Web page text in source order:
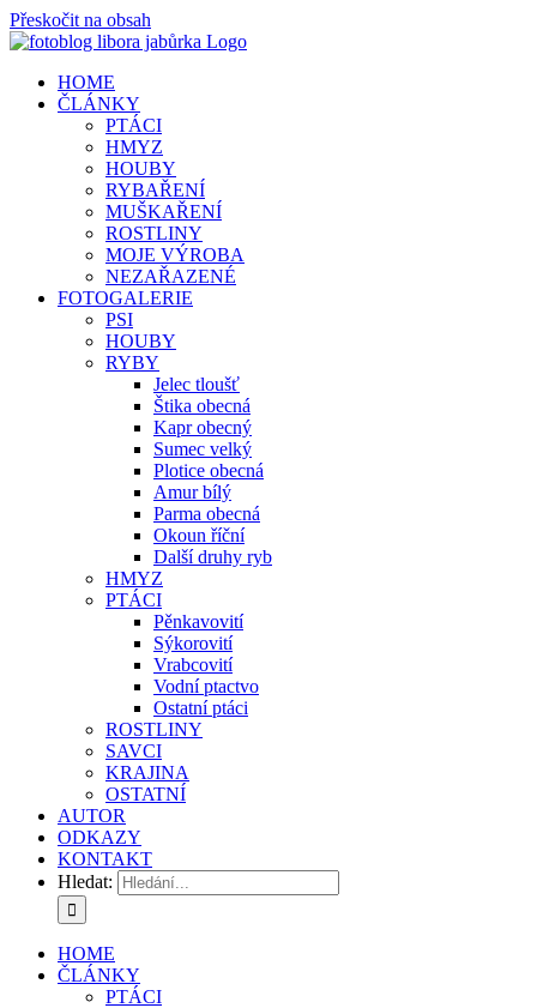
Přeskočit na obsah
HOME
ČLÁNKY
PTÁCI
HMYZ
HOUBY
RYBAŘENÍ
MUŠKAŘENÍ
ROSTLINY
MOJE VÝROBA
NEZAŘAZENÉ
FOTOGALERIE
PSI
HOUBY
RYBY
Jelec tloušť
Štika obecná
Kapr obecný
Sumec velký
Plotice obecná
Amur bílý
Parma obecná
Okoun říční
Další druhy ryb
HMYZ
PTÁCI
Pěnkavovití
Sýkorovití
Vrabcovití
Vodní ptactvo
Ostatní ptáci
ROSTLINY
SAVCI
KRAJINA
OSTATNÍ
AUTOR
ODKAZY
KONTAKT
Hledat:
HOME
ČLÁNKY
PTÁCI